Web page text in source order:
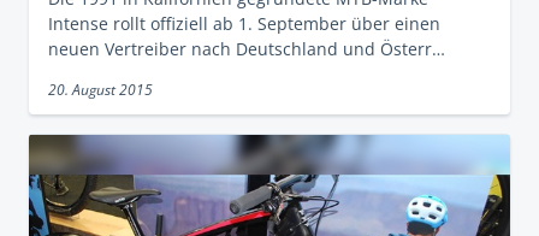
Intense rollt offiziell ab 1. September über einen
neuen Vertreiber nach Deutschland und Österr…
20. August 2015